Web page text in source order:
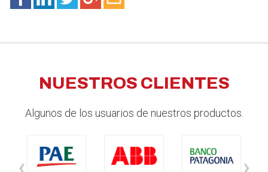
NUESTROS CLIENTES
Algunos de los usuarios de nuestros productos.